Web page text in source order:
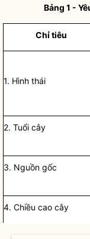
Bảng 1 -
Chỉtiêu
1. Hình thái
2. Tuổi cây
3. Nguồn gốc
4. Chiều cao cây